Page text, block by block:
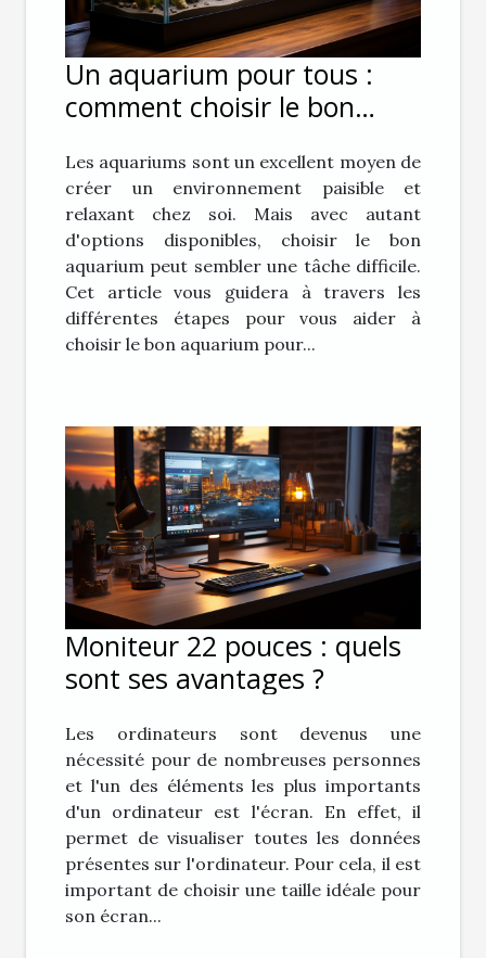
Un aquarium pour tous :
comment choisir le bon
Les aquariums sont un excellent moyen de
créer un environnement paisible et
relaxant chez soi. Mais avec autant
d'options disponibles, choisir le bon
aquarium peut sembler une tâche difficile.
Cet article vous guidera à travers les
différentes étapes pour vous aider à
choisir le bon aquarium pour...
Moniteur 22 pouces : quels
sont ses avantages ?
Les ordinateurs sont devenus une
nécessité pour de nombreuses personnes
et l'un des éléments les plus importants
d'un ordinateur est l'écran. En effet, il
permet de visualiser toutes les données
présentes sur l'ordinateur. Pour cela, il est
important de choisir une taille idéale pour
son écran...